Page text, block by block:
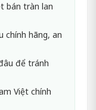
bán tràn lan
chính hãng, an
để tránh
Việt chính